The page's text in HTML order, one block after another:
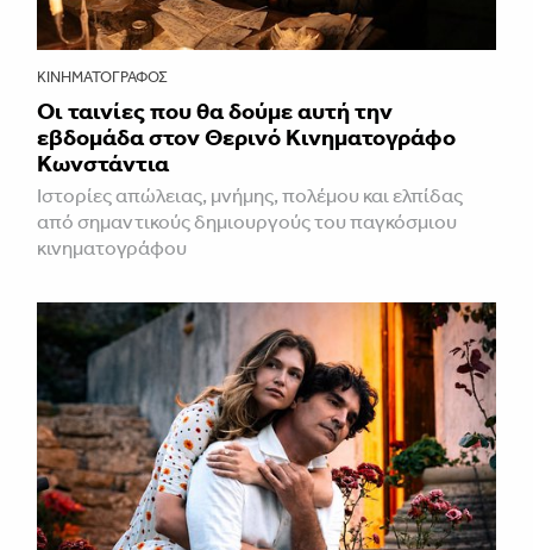
ΚΙΝΗΜΑΤΟΓΡΆΦΟΣ
Οι ταινίες που θα δούμε αυτή την
εβδομάδα στον Θερινό Κινηματογράφο
Κωνστάντια
Ιστορίες απώλειας, μνήμης, πολέμου και ελπίδας
από σημαντικούς δημιουργούς του παγκόσμιου
κινηματογράφου